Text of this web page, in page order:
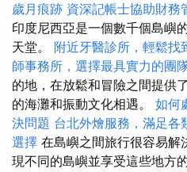
歲月痕跡 資深記帳士協助財務
印度尼西亞是一個數千個島嶼
天堂。 附近牙醫診所，輕鬆找
師事務所，選擇最具實力的團
的地，在放鬆和冒險之間提供
的海灘和振動文化相遇。 如何
決問題 台北外燴服務，滿足各
選擇 在島嶼之間旅行很容易解
現不同的島嶼並享受這些地方